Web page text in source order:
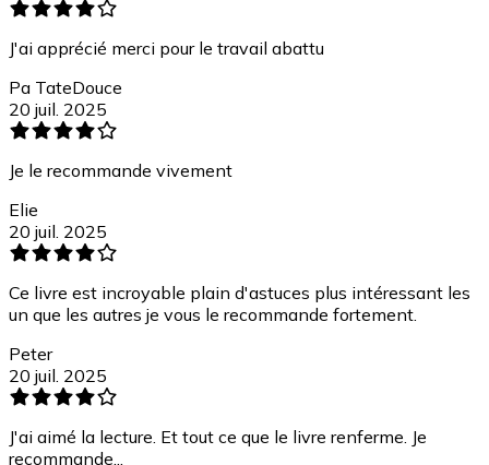
J'ai apprécié merci pour le travail abattu
Pa TateDouce
20 juil. 2025
Je le recommande vivement
Elie
20 juil. 2025
Ce livre est incroyable plain d'astuces plus intéressant les
un que les autres je vous le recommande fortement.
Peter
20 juil. 2025
J'ai aimé la lecture. Et tout ce que le livre renferme. Je
recommande...